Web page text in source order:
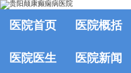
医院首页 医院概括
医院医生 医院新闻